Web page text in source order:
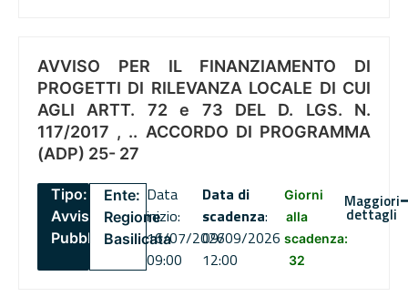
AVVISO PER IL FINANZIAMENTO DI
PROGETTI DI RILEVANZA LOCALE DI CUI
AGLI ARTT. 72 e 73 DEL D. LGS. N.
117/2017 , .. ACCORDO DI PROGRAMMA
(ADP) 25- 27
Tipo:
Avviso
Pubblico
Ente:
Regione
Basilicata
Data
inizio:
16/07/2026
09:00
Data di
scadenza:
09/09/2026
12:00
Giorni
alla
scadenza:
32
Maggiori
dettagli